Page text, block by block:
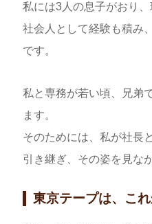
私には3人の息子がおり
社会人として経験も積み
です。
私と専務が若い頃、兄弟
ます。
そのためには、私が社長
引き継ぎ、その姿を見な
東京テープは、こ